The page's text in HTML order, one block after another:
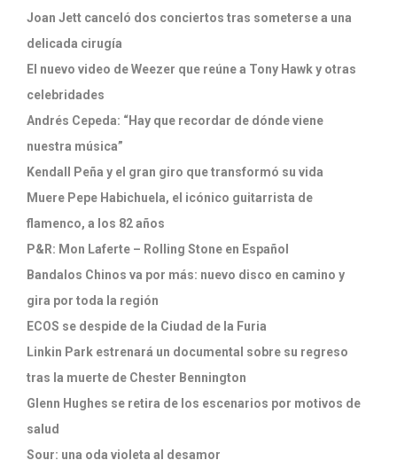
Joan Jett canceló dos conciertos tras someterse a una
delicada cirugía
El nuevo video de Weezer que reúne a Tony Hawk y otras
celebridades
Andrés Cepeda: “Hay que recordar de dónde viene
nuestra música”
Kendall Peña y el gran giro que transformó su vida
Muere Pepe Habichuela, el icónico guitarrista de
flamenco, a los 82 años
P&R: Mon Laferte – Rolling Stone en Español
Bandalos Chinos va por más: nuevo disco en camino y
gira por toda la región
ECOS se despide de la Ciudad de la Furia
Linkin Park estrenará un documental sobre su regreso
tras la muerte de Chester Bennington
Glenn Hughes se retira de los escenarios por motivos de
salud
Sour: una oda violeta al desamor